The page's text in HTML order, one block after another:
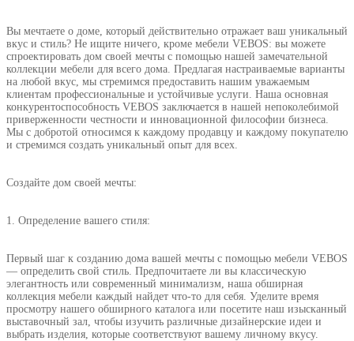
Вы мечтаете о доме, который действительно отражает ваш уникальный
вкус и стиль? Не ищите ничего, кроме мебели VEBOS: вы можете
спроектировать дом своей мечты с помощью нашей замечательной
коллекции мебели для всего дома. Предлагая настраиваемые варианты
на любой вкус, мы стремимся предоставить нашим уважаемым
клиентам профессиональные и устойчивые услуги. Наша основная
конкурентоспособность VEBOS заключается в нашей непоколебимой
приверженности честности и инновационной философии бизнеса.
Мы с добротой относимся к каждому продавцу и каждому покупателю
и стремимся создать уникальный опыт для всех.
Создайте дом своей мечты:
1. Определение вашего стиля:
Первый шаг к созданию дома вашей мечты с помощью мебели VEBOS
— определить свой стиль. Предпочитаете ли вы классическую
элегантность или современный минимализм, наша обширная
коллекция мебели каждый найдет что-то для себя. Уделите время
просмотру нашего обширного каталога или посетите наш изысканный
выставочный зал, чтобы изучить различные дизайнерские идеи и
выбрать изделия, которые соответствуют вашему личному вкусу.